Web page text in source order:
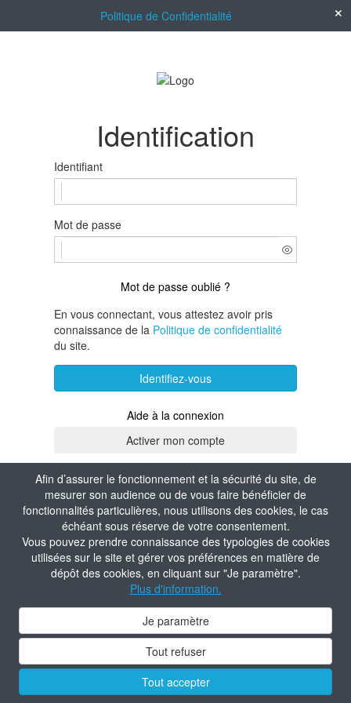
Afin d’assurer le fonctionnement et la sécurité du site, de
mesurer son audience ou de vous faire bénéficier de
fonctionnalités particulières, nous utilisons des cookies, le cas
échéant sous réserve de votre consentement.
Vous pouvez prendre connaissance des typologies de cookies
utilisées sur le site et gérer vos préférences en matière de
dépôt des cookies, en cliquant sur "Je paramètre".
Plus d'information.
Je paramètre
Tout refuser
Tout accepter
Politique de Confidentialité
Identification
Identifiant
Mot de passe
Mot de passe oublié ?
En vous connectant, vous attestez avoir pris
connaissance de la Politique de confidentialité
du site.
Identifiez-vous
Aide à la connexion